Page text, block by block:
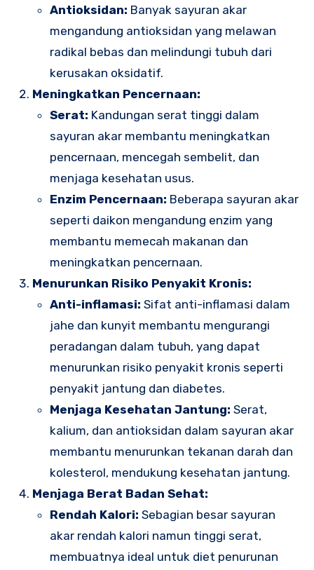
Antioksidan: Banyak sayuran akar
mengandung antioksidan yang melawan
radikal bebas dan melindungi tubuh dari
kerusakan oksidatif.
Meningkatkan Pencernaan:
Serat: Kandungan serat tinggi dalam
sayuran akar membantu meningkatkan
pencernaan, mencegah sembelit, dan
menjaga kesehatan usus.
Enzim Pencernaan: Beberapa sayuran akar
seperti daikon mengandung enzim yang
membantu memecah makanan dan
meningkatkan pencernaan.
Menurunkan Risiko Penyakit Kronis:
Anti-inflamasi: Sifat anti-inflamasi dalam
jahe dan kunyit membantu mengurangi
peradangan dalam tubuh, yang dapat
menurunkan risiko penyakit kronis seperti
penyakit jantung dan diabetes.
Menjaga Kesehatan Jantung: Serat,
kalium, dan antioksidan dalam sayuran akar
membantu menurunkan tekanan darah dan
kolesterol, mendukung kesehatan jantung.
Menjaga Berat Badan Sehat:
Rendah Kalori: Sebagian besar sayuran
akar rendah kalori namun tinggi serat,
membuatnya ideal untuk diet penurunan